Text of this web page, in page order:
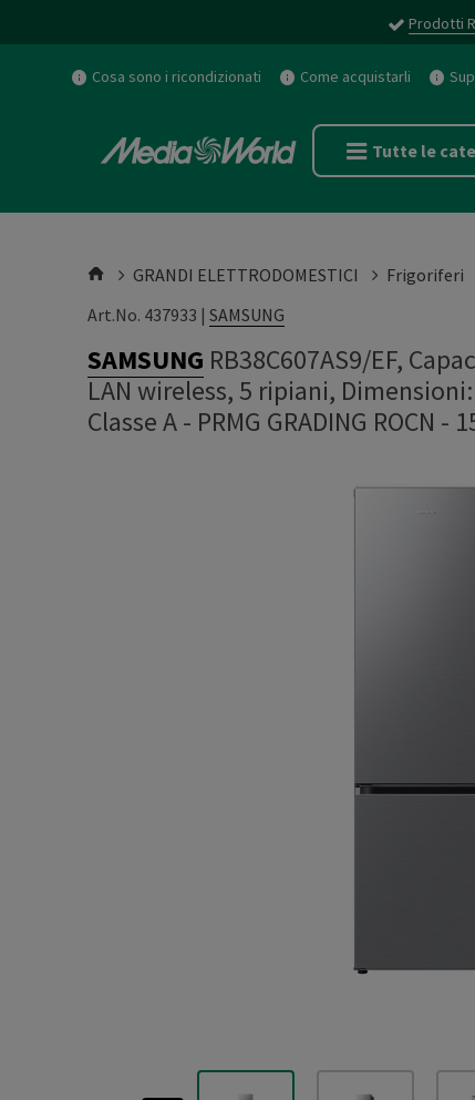
Prodotti
Cosa sono i ricondizionati Come acquistarli
Tutte le
GRANDI ELETTRODOMESTICI Frigoriferi
Art.No. 437933 | SAMSUNG
SAMSUNG RB38C607AS9/EF,
LAN wireless, 5 ripiani,
Classe A - PRMG GRADING ROCN -